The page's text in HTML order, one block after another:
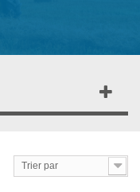
Trier par